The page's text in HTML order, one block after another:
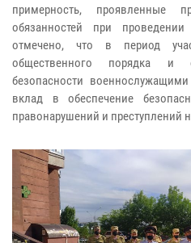
примерность, проявленные
обязанностей при
отмечено, что в период
общественного порядка и
безопасности
вклад в обеспечение
правонарушений и преступлений